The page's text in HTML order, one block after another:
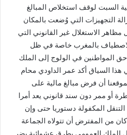
السبت لوقف استخلاص المبالغ
التجهيزات التي وُضعت بالمكان
الاستغلال غير القانوني التي
بالمغرب خاصة في ظل
المواطنين في الولوج إلى الملك
هذا السياق أكد عمر الداودي محام
أن فرض مبالغ مالية على
أو ممر دون سند قانوني يعد أمرا
المكفولة دستوريا حتى وإن
من المفترض أن تتولاه الجماعة